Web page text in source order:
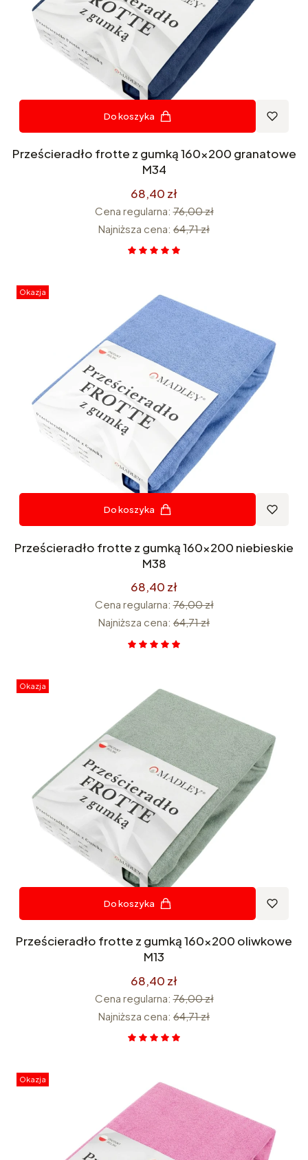
Do koszyka
Prześcieradło frotte z gumką 160x200 granatowe
M34
68,40 zł
Cena regularna: 76,00 zł
Najniższa cena: 64,71 zł
Okazja
Do koszyka
Prześcieradło frotte z gumką 160x200 niebieskie
M38
68,40 zł
Cena regularna: 76,00 zł
Najniższa cena: 64,71 zł
Okazja
Do koszyka
Prześcieradło frotte z gumką 160x200 oliwkowe
M13
68,40 zł
Cena regularna: 76,00 zł
Najniższa cena: 64,71 zł
Okazja